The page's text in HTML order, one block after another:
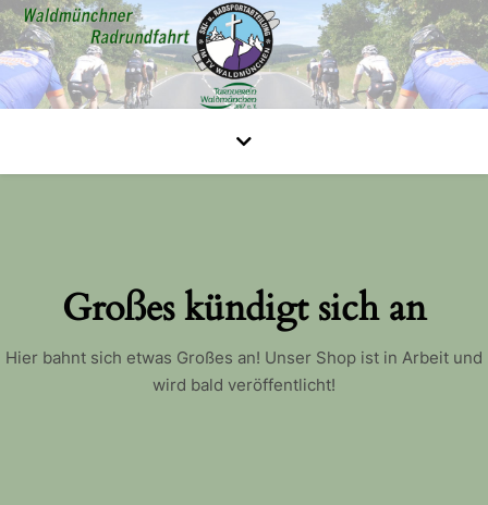
Großes kündigt sich an
Hier bahnt sich etwas Großes an! Unser Shop ist in Arbeit und
wird bald veröffentlicht!